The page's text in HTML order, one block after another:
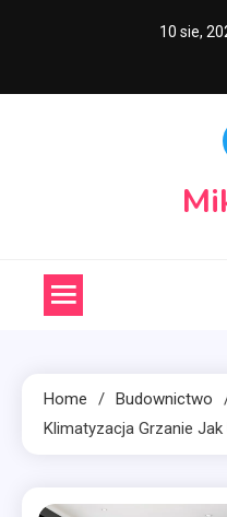
10 sie,
Home
Budownictwo
Klimatyzacja Grzanie Jak